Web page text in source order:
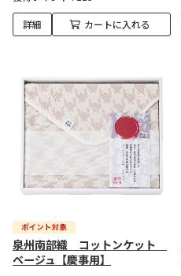
詳細 カートに入れる
泉州南部織 コットンケット
ベージュ【慶事用】